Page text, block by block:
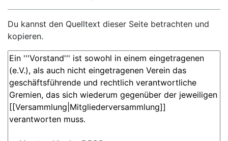
Du kannst den Quelltext dieser Seite betrachten und
kopieren.